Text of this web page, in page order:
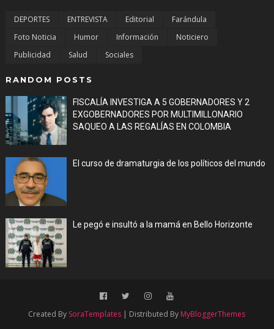
DEPORTES ENTREVISTA Editorial
Farándula
Foto Noticia
Humor Información
Noticiero
Publicidad
Salud Sociales
RANDOM POSTS
FISCALÍA INVESTIGA A 5 GOBERNADORES Y 2
EXGOBERNADORES POR MULTIMILLONARIO
SAQUEO A LAS REGALÍAS EN COLOMBIA
El curso de dramaturgia de los políticos del mundo
Le pegó e insultó a la mamá en Bello Horizonte
Created By SoraTemplates | Distributed By MyBloggerThemes